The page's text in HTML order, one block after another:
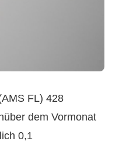
FL) 428
dem Vormonat
0,1